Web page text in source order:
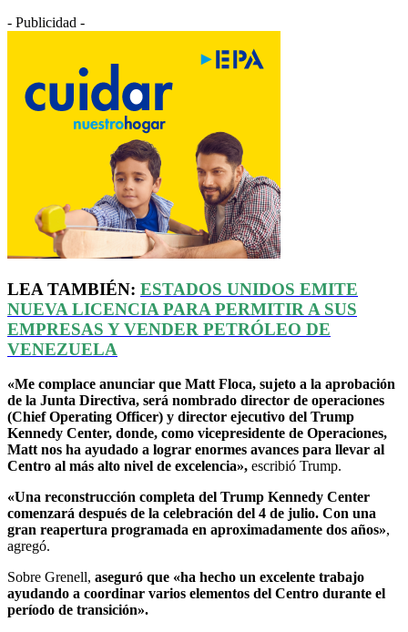
- Publicidad -
LEA TAMBIÉN: ESTADOS UNIDOS EMITE
NUEVA LICENCIA PARA PERMITIR A SUS
EMPRESAS Y VENDER PETRÓLEO DE
VENEZUELA
«Me complace anunciar que Matt Floca, sujeto a la aprobación
de la Junta Directiva, será nombrado director de operaciones
(Chief Operating Officer) y director ejecutivo del Trump
Kennedy Center, donde, como vicepresidente de Operaciones,
Matt nos ha ayudado a lograr enormes avances para llevar al
Centro al más alto nivel de excelencia», escribió Trump.
«Una reconstrucción completa del Trump Kennedy Center
comenzará después de la celebración del 4 de julio. Con una
gran reapertura programada en aproximadamente dos años»,
agregó.
Sobre Grenell, aseguró que «ha hecho un excelente trabajo
ayudando a coordinar varios elementos del Centro durante el
período de transición».